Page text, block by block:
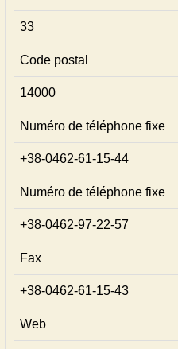
33
Code postal
14000
Numéro de téléphone fixe
+38-0462-61-15-44
Numéro de téléphone fixe
+38-0462-97-22-57
Fax
+38-0462-61-15-43
Web